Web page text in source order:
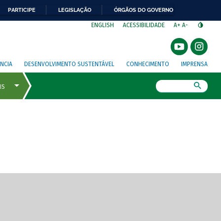
PARTICIPE LEGISLAÇÃO ÓRGÃOS DO GOVERNO
ENGLISH ACESSIBILIDADE A+ A-
DESENVOLVIMENTO SUSTENTÁVEL CONHECIMENTO IMPRENSA
de tela